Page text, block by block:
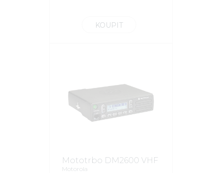
KOUPIT
Mototrbo DM2600 VHF
Motorola